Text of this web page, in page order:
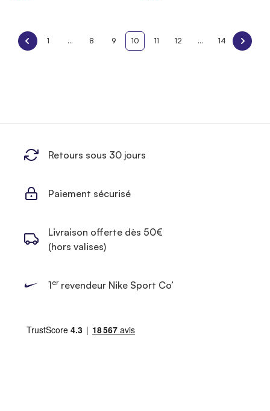
1 8 9 10 11 12 14
Retours sous 30 jours
Paiement sécurisé
Livraison offerte dès 50€
(hors valises)
1errevendeur Nike Sport Co’